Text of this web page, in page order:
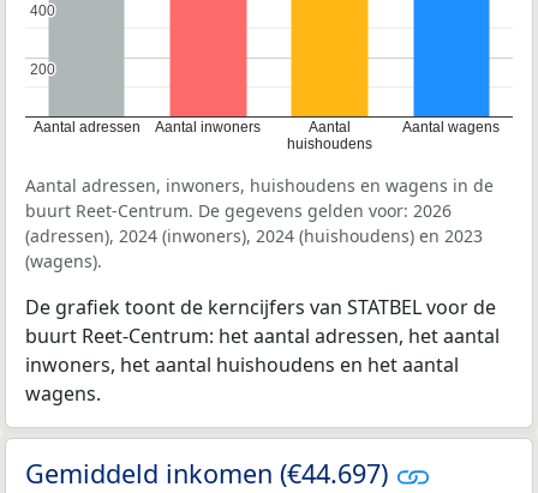
Aantal adressen Aantal inwoners
Aantal
huishoudens
Aantal wagens
200
200
400
400
Aantal adressen, inwoners, huishoudens en wagens in de
buurt Reet-Centrum. De gegevens gelden voor: 2026
(adressen), 2024 (inwoners), 2024 (huishoudens) en 2023
(wagens).
De grafiek toont de kerncijfers van STATBEL voor de
buurt Reet-Centrum: het aantal adressen, het aantal
inwoners, het aantal huishoudens en het aantal
wagens.
Gemiddeld inkomen (€44.697)